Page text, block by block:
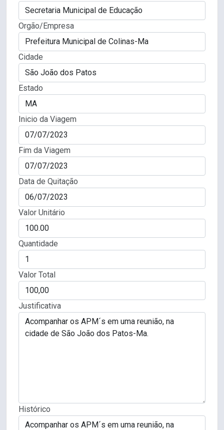
Orgão/Empresa
Cidade
Estado
Inicio da Viagem
Fim da Viagem
Data de Quitação
Valor Unitário
Quantidade
Valor Total
Justificativa
Histórico